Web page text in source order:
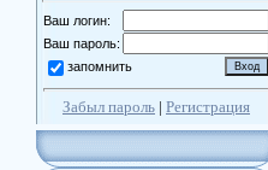
Ваш логин:
Ваш пароль:
запомнить
Забыл пароль | Регистрация